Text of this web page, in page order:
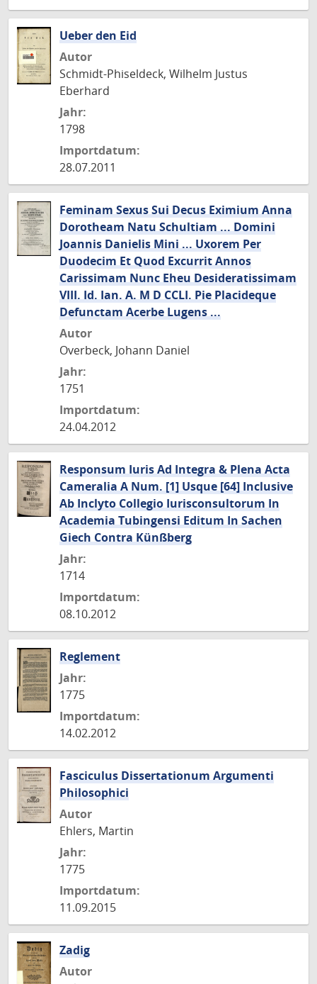
Ueber den Eid
Autor
Schmidt-Phiseldeck, Wilhelm Justus
Eberhard
Jahr:
1798
Importdatum:
28.07.2011
Feminam Sexus Sui Decus Eximium Anna
Dorotheam Natu Schultiam ... Domini
Joannis Danielis Mini ... Uxorem Per
Duodecim Et Quod Excurrit Annos
Carissimam Nunc Eheu Desideratissimam
VIII. Id. Ian. A. M D CCLI. Pie Placideque
Defunctam Acerbe Lugens ...
Autor
Overbeck, Johann Daniel
Jahr:
1751
Importdatum:
24.04.2012
Responsum Iuris Ad Integra & Plena Acta
Cameralia A Num. [1] Usque [64] Inclusive
Ab Inclyto Collegio Iurisconsultorum In
Academia Tubingensi Editum In Sachen
Giech Contra Künßberg
Jahr:
1714
Importdatum:
08.10.2012
Reglement
Jahr:
1775
Importdatum:
14.02.2012
Fasciculus Dissertationum Argumenti
Philosophici
Autor
Ehlers, Martin
Jahr:
1775
Importdatum:
11.09.2015
Zadig
Autor